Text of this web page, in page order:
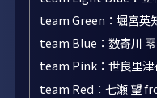
team Green：堀宮英
team Blue：数寄川
team Pink：世良里
team Red：七瀬 望